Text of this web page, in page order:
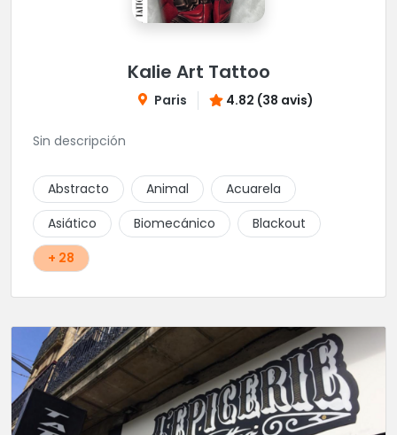
Kalie Art Tattoo
Paris 4.82 (38 avis)
Sin descripción
Abstracto Animal
Acuarela
Asiático
Biomecánico
Blackout
+ 28